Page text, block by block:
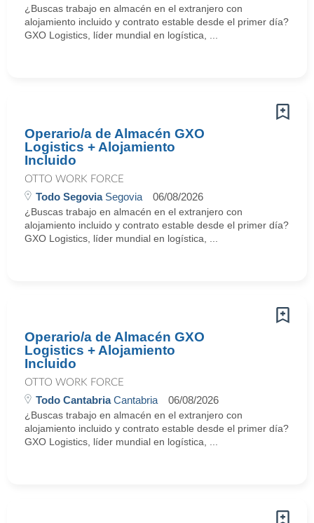
¿Buscas trabajo en almacén en el extranjero con
alojamiento incluido y contrato estable desde el primer día?
GXO Logistics, líder mundial en logística, ...
Operario/a de Almacén GXO
Logistics + Alojamiento
Incluido
OTTO WORK FORCE
Todo SegoviaSegovia 06/08/2026
¿Buscas trabajo en almacén en el extranjero con
alojamiento incluido y contrato estable desde el primer día?
GXO Logistics, líder mundial en logística, ...
Operario/a de Almacén GXO
Logistics + Alojamiento
Incluido
OTTO WORK FORCE
Todo CantabriaCantabria 06/08/2026
¿Buscas trabajo en almacén en el extranjero con
alojamiento incluido y contrato estable desde el primer día?
GXO Logistics, líder mundial en logística, ...